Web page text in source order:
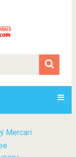
Mercari